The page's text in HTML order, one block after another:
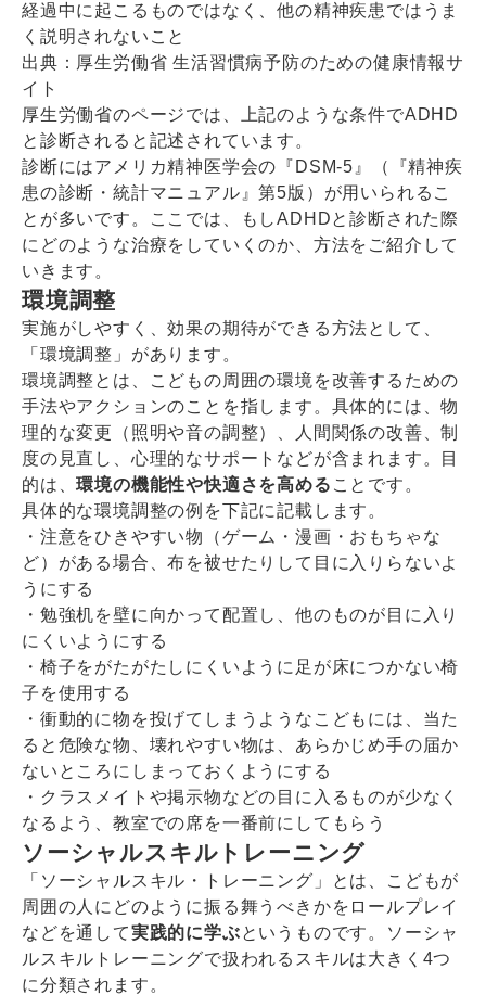
経過中に起こるものではなく、他の精神疾患ではうま
く説明されないこと
出典：厚生労働省 生活習慣病予防のための健康情報サ
イト
厚生労働省のページでは、上記のような条件でADHD
と診断されると記述されています。
診断にはアメリカ精神医学会の『DSM-5』（『精神疾
患の診断・統計マニュアル』第5版）が用いられるこ
とが多いです。ここでは、もしADHDと診断された際
にどのような治療をしていくのか、方法をご紹介して
いきます。
環境調整
実施がしやすく、効果の期待ができる方法として、
「環境調整」があります。
環境調整とは、こどもの周囲の環境を改善するための
手法やアクションのことを指します。具体的には、物
理的な変更（照明や音の調整）、人間関係の改善、制
度の見直し、心理的なサポートなどが含まれます。目
的は、環境の機能性や快適さを高める ことです。
具体的な環境調整の例を下記に記載します。
・注意をひきやすい物（ゲーム・漫画・おもちゃな
ど）がある場合、布を被せたりして目に入りらないよ
うにする
・勉強机を壁に向かって配置し、他のものが目に入り
にくいようにする
・椅子をがたがたしにくいように足が床につかない椅
子を使用する
・衝動的に物を投げてしまうようなこどもには、当た
ると危険な物、壊れやすい物は、あらかじめ手の届か
ないところにしまっておくようにする
・クラスメイトや掲示物などの目に入るものが少なく
なるよう、教室での席を一番前にしてもらう
ソーシャルスキルトレーニング
「ソーシャルスキル・トレーニング」とは、こどもが
周囲の人にどのように振る舞うべきかをロールプレイ
などを通して実践的に学ぶというものです。ソーシャ
ルスキルトレーニングで扱われるスキルは大きく4つ
に分類されます。